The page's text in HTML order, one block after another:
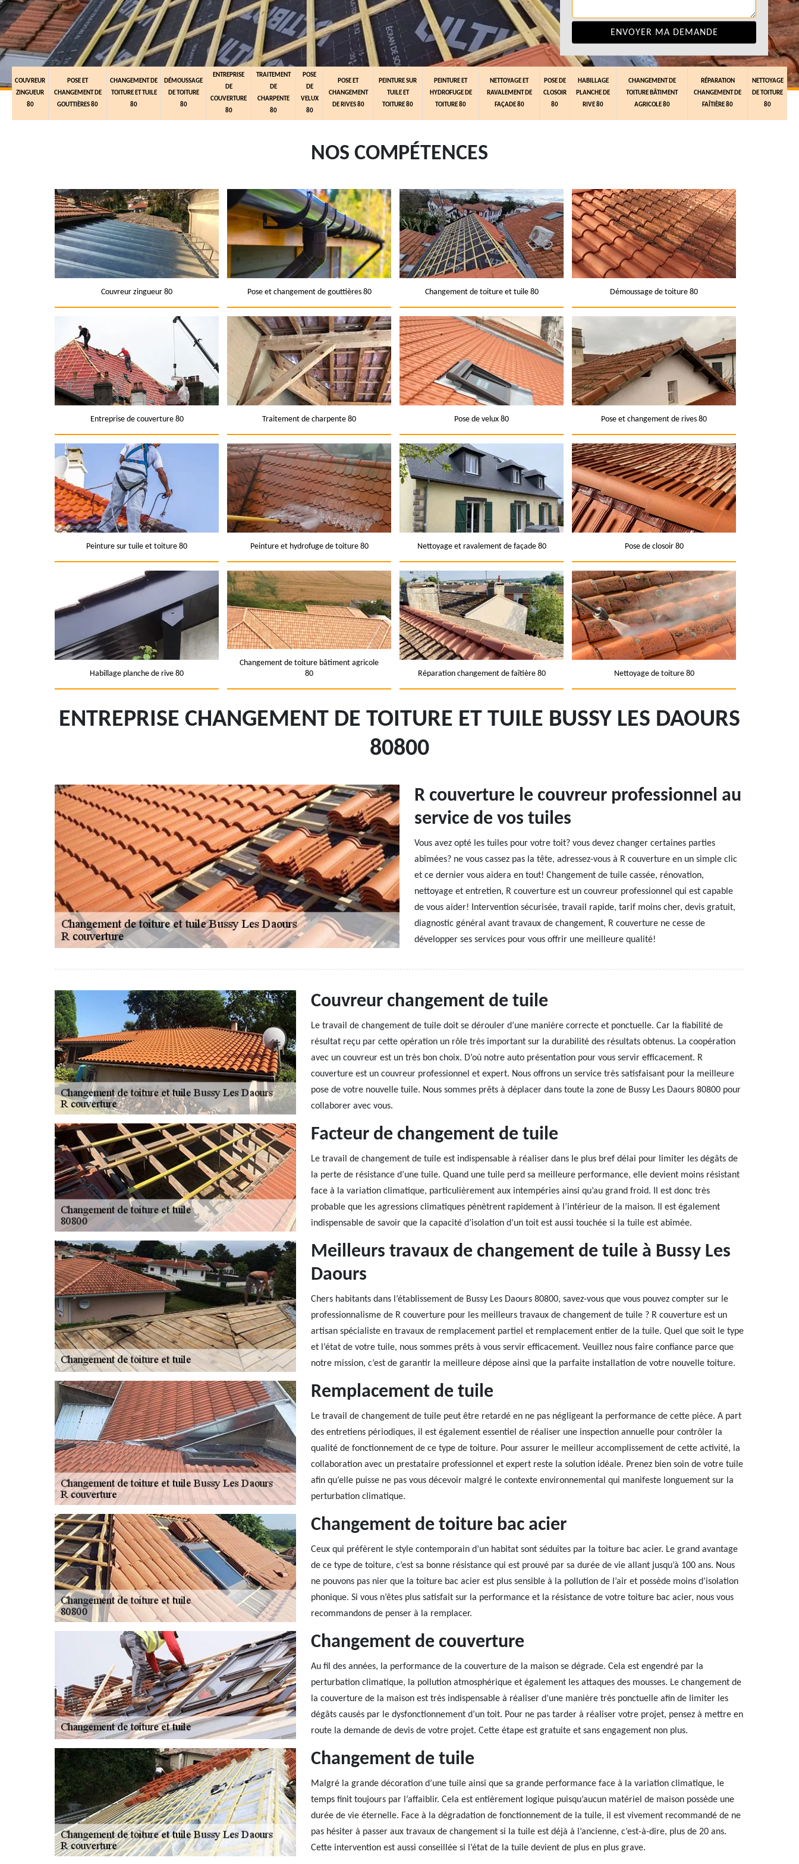
COUVREUR
ZINGUEUR
80
POSE ET
CHANGEMENT DE
GOUTTIÈRES 80
CHANGEMENT DE
TOITURE ET TUILE
80
DÉMOUSSAGE
DE TOITURE
80
ENTREPRISE
DE
COUVERTURE
80
TRAITEMENT
DE
CHARPENTE
80
POSE
DE
VELUX
80
POSE ET
CHANGEMENT
DE RIVES 80
PEINTURE SUR
TUILE ET
TOITURE 80
PEINTURE ET
HYDROFUGE DE
TOITURE 80
NETTOYAGE ET
RAVALEMENT DE
FAÇADE 80
POSE DE
CLOSOIR
80
HABILLAGE
PLANCHE DE
RIVE 80
CHANGEMENT DE
TOITURE BÂTIMENT
AGRICOLE 80
RÉPARATION
CHANGEMENT DE
FAÎTIÈRE 80
NETTOYAGE
DE TOITURE
80
NOS COMPÉTENCES
Couvreur zingueur 80 Pose et changement de gouttières 80 Changement de toiture et tuile 80 Démoussage de toiture 80
Entreprise de couverture 80 Traitement de charpente 80 Pose de velux 80 Pose et changement de rives 80
Peinture sur tuile et toiture 80 Peinture et hydrofuge de toiture 80 Nettoyage et ravalement de façade 80 Pose de closoir 80
Habillage planche de rive 80
Changement de toiture bâtiment agricole
80
Réparation changement de faîtière 80 Nettoyage de toiture 80
ENTREPRISE CHANGEMENT DE TOITURE ET TUILE BUSSY LES DAOURS
80800
R couverture le couvreur professionnel au
service de vos tuiles
Vous avez opté les tuiles pour votre toit? vous devez changer certaines parties
abîmées? ne vous cassez pas la tête, adressez-vous à R couverture en un simple clic
et ce dernier vous aidera en tout! Changement de tuile cassée, rénovation,
nettoyage et entretien, R couverture est un couvreur professionnel qui est capable
de vous aider! Intervention sécurisée, travail rapide, tarif moins cher, devis gratuit,
diagnostic général avant travaux de changement, R couverture ne cesse de
développer ses services pour vous offrir une meilleure qualité!
Couvreur changement de tuile
Le travail de changement de tuile doit se dérouler d’une manière correcte et ponctuelle. Car la fiabilité de
résultat reçu par cette opération un rôle très important sur la durabilité des résultats obtenus. La coopération
avec un couvreur est un très bon choix. D’où notre auto présentation pour vous servir efficacement. R
couverture est un couvreur professionnel et expert. Nous offrons un service très satisfaisant pour la meilleure
pose de votre nouvelle tuile. Nous sommes prêts à déplacer dans toute la zone de Bussy Les Daours 80800 pour
collaborer avec vous.
Facteur de changement de tuile
Le travail de changement de tuile est indispensable à réaliser dans le plus bref délai pour limiter les dégâts de
la perte de résistance d’une tuile. Quand une tuile perd sa meilleure performance, elle devient moins résistant
face à la variation climatique, particulièrement aux intempéries ainsi qu’au grand froid. Il est donc très
probable que les agressions climatiques pénètrent rapidement à l’intérieur de la maison. Il est également
indispensable de savoir que la capacité d’isolation d’un toit est aussi touchée si la tuile est abîmée.
Meilleurs travaux de changement de tuile à Bussy Les
Daours
Chers habitants dans l’établissement de Bussy Les Daours 80800, savez-vous que vous pouvez compter sur le
professionnalisme de R couverture pour les meilleurs travaux de changement de tuile ? R couverture est un
artisan spécialiste en travaux de remplacement partiel et remplacement entier de la tuile. Quel que soit le type
et l’état de votre tuile, nous sommes prêts à vous servir efficacement. Veuillez nous faire confiance parce que
notre mission, c’est de garantir la meilleure dépose ainsi que la parfaite installation de votre nouvelle toiture.
Remplacement de tuile
Le travail de changement de tuile peut être retardé en ne pas négligeant la performance de cette pièce. A part
des entretiens périodiques, il est également essentiel de réaliser une inspection annuelle pour contrôler la
qualité de fonctionnement de ce type de toiture. Pour assurer le meilleur accomplissement de cette activité, la
collaboration avec un prestataire professionnel et expert reste la solution idéale. Prenez bien soin de votre tuile
afin qu’elle puisse ne pas vous décevoir malgré le contexte environnemental qui manifeste longuement sur la
perturbation climatique.
Changement de toiture bac acier
Ceux qui préfèrent le style contemporain d’un habitat sont séduites par la toiture bac acier. Le grand avantage
de ce type de toiture, c’est sa bonne résistance qui est prouvé par sa durée de vie allant jusqu’à 100 ans. Nous
ne pouvons pas nier que la toiture bac acier est plus sensible à la pollution de l’air et possède moins d’isolation
phonique. Si vous n’êtes plus satisfait sur la performance et la résistance de votre toiture bac acier, nous vous
recommandons de penser à la remplacer.
Changement de couverture
Au fil des années, la performance de la couverture de la maison se dégrade. Cela est engendré par la
perturbation climatique, la pollution atmosphérique et également les attaques des mousses. Le changement de
la couverture de la maison est très indispensable à réaliser d’une manière très ponctuelle afin de limiter les
dégâts causés par le dysfonctionnement d’un toit. Pour ne pas tarder à réaliser votre projet, pensez à mettre en
route la demande de devis de votre projet. Cette étape est gratuite et sans engagement non plus.
Changement de tuile
Malgré la grande décoration d’une tuile ainsi que sa grande performance face à la variation climatique, le
temps finit toujours par l’affaiblir. Cela est entièrement logique puisqu’aucun matériel de maison possède une
durée de vie éternelle. Face à la dégradation de fonctionnement de la tuile, il est vivement recommandé de ne
pas hésiter à passer aux travaux de changement si la tuile est déjà à l’ancienne, c’est-à-dire, plus de 20 ans.
Cette intervention est aussi conseillée si l’état de la tuile devient de plus en plus grave.